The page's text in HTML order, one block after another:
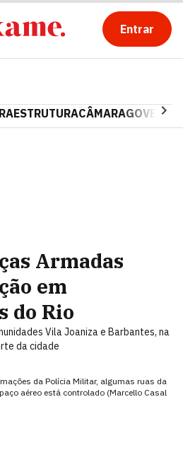
Entrar
CÂMARAGOVERNO
Armadas
em
do Rio
Vila Joaniza e Barbantes, na
da cidade
da Polícia Militar, algumas ruas da
aéreo está controlado (Marcello Casal